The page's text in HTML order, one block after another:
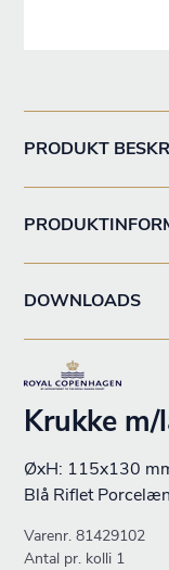
PRODUKT
DOWNLOADS
Krukke
ØxH: 115x130
Blå Riflet Porcelæn
Varenr. 81429102
Antal pr. kolli 1